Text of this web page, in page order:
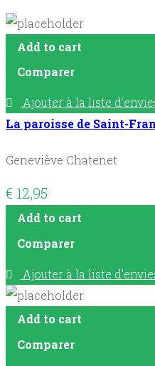
Add to cart
Comparer
Ajouter à la liste
La paroisse de Saint-
Geneviève Chatenet
€ 12,95
Add to cart
Comparer
Ajouter à la liste
Add to cart
Comparer